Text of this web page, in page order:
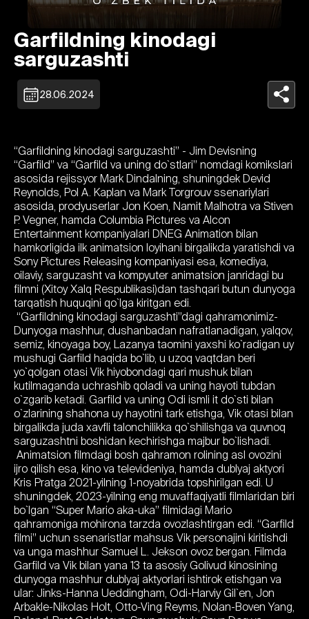
Garfildning kinodagi
sarguzashti
28.06.2024
“Garfildning kinodagi sarguzashti” - Jim Devisning
“Garfild” va “Garfild va uning do`stlari” nomdagi komikslari
asosida rejissyor Mark Dindalning, shuningdek Devid
Reynolds, Pol A. Kaplan va Mark Torgrouv ssenariylari
asosida, prodyuserlar Jon Koen, Namit Malhotra va Stiven
P. Vegner, hamda Columbia Pictures va Alcon
Entertainment kompaniyalari DNEG Animation bilan
hamkorligida ilk animatsion loyihani birgalikda yaratishdi va
Sony Pictures Releasing kompaniyasi esa, komediya,
oilaviy, sarguzasht va kompyuter animatsion janridagi bu
filmni (Xitoy Xalq Respublikasi)dan tashqari butun dunyoga
tarqatish huquqini qo`lga kiritgan edi.
“Garfildning kinodagi sarguzashti”dagi qahramonimiz-
Dunyoga mashhur, dushanbadan nafratlanadigan, yalqov,
semiz, kinoyaga boy, Lazanya taomini yaxshi ko`radigan uy
mushugi Garfild haqida bo`lib, u uzoq vaqtdan beri
yo`qolgan otasi Vik hiyobondagi qari mushuk bilan
kutilmaganda uchrashib qoladi va uning hayoti tubdan
o`zgarib ketadi. Garfild va uning Odi ismli it do`sti bilan
o`zlarining shahona uy hayotini tark etishga, Vik otasi bilan
birgalikda juda xavfli talonchilikka qo`shilishga va quvnoq
sarguzashtni boshidan kechirishga majbur bo`lishadi.
Animatsion filmdagi bosh qahramon rolining asl ovozini
ijro qilish esa, kino va televideniya, hamda dublyaj aktyori
Kris Pratga 2021-yilning 1-noyabrida topshirilgan edi. U
shuningdek, 2023-yilning eng muvaffaqiyatli filmlaridan biri
bo`lgan “Super Mario aka-uka” filmidagi Mario
qahramoniga mohirona tarzda ovozlashtirgan edi. “Garfild
filmi” uchun ssenaristlar mahsus Vik personajini kiritishdi
va unga mashhur Samuel L. Jekson ovoz bergan. Filmda
Garfild va Vik bilan yana 13 ta asosiy Golivud kinosining
dunyoga mashhur dublyaj aktyorlari ishtirok etishgan va
ular: Jinks-Hanna Ueddingham, Odi-Harviy Gil`en, Jon
Arbakle-Nikolas Holt, Otto-Ving Reyms, Nolan-Boven Yang,